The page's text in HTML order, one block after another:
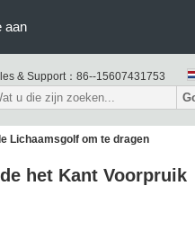
aan
& Support： 86--15607431753
Lichaamsgolf om te dragen
het Kant Voorpruik